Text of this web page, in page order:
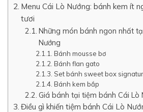
Menu Cái Lò Nướng: bánh kem ít
tươi
Những món bánh ngon nhất
Nướng
Bánh mousse bơ
Bánh flan gato
Set bánh sweet box
Bánh kem bắp
Giá bánh tại tiệm bánh Cái Lò
Điều gì khiến tiệm bánh Cái Lò